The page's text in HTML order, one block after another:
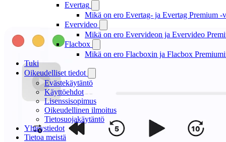
Evertag
Mikä on ero Evertag- ja Evertag Premium -
Evervideo
Mikä on ero Evervideon ja Evervideo
Flacbox
Mikä on ero Flacboxin ja Flacbox
Tuki
Oikeudelliset tiedot
Evästekäytäntö
Käyttöehdot
Lisenssisopimus
Oikeudellinen ilmoitus
Tietosuojakäytäntö
Yhteystiedot
Tietoa meistä